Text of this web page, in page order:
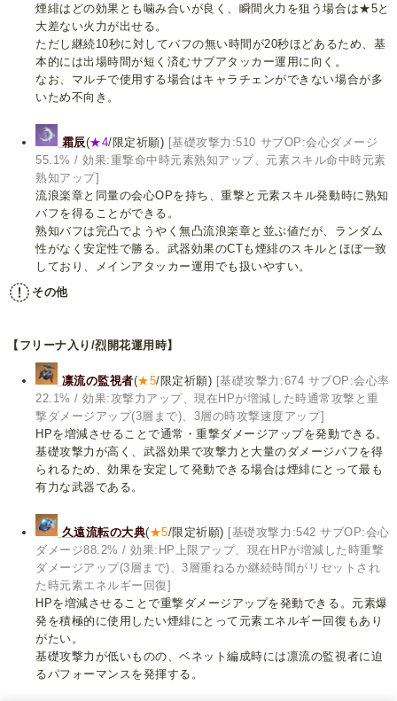
煙緋はどの効果とも噛み合いが良く、瞬間火力を狙う場合は★5と
大差ない火力が出せる。
ただし継続10秒に対してバフの無い時間が20秒ほどあるため、基
本的には出場時間が短く済むサブアタッカー運用に向く。
なお、マルチで使用する場合はキャラチェンができない場合が多
いため不向き。
霜辰(★4/限定祈願) [基礎攻撃力:510 サブOP:会心ダメージ
55.1% / 効果:重撃命中時元素熟知アップ、元素スキル命中時元素
熟知アップ]
流浪楽章と同量の会心OPを持ち、重撃と元素スキル発動時に熟知
バフを得ることができる。
熟知バフは完凸でようやく無凸流浪楽章と並ぶ値だが、ランダム
性がなく安定性で勝る。武器効果のCTも煙緋のスキルとほぼ一致
しており、メインアタッカー運用でも扱いやすい。
その他
【フリーナ入り/烈開花運用時】
凛流の監視者(★5/限定祈願) [基礎攻撃力:674 サブOP:会心率
22.1% / 効果:攻撃力アップ、現在HPが増減した時通常攻撃と重
撃ダメージアップ(3層まで)、3層の時攻撃速度アップ]
HPを増減させることで通常・重撃ダメージアップを発動できる。
基礎攻撃力が高く、武器効果で攻撃力と大量のダメージバフを得
られるため、効果を安定して発動できる場合は煙緋にとって最も
有力な武器である。
久遠流転の大典(★5/限定祈願) [基礎攻撃力:542 サブOP:会心
ダメージ88.2% / 効果:HP上限アップ、現在HPが増減した時重撃
ダメージアップ(3層まで)、3層重ねるか継続時間がリセットされ
た時元素エネルギー回復]
HPを増減させることで重撃ダメージアップを発動できる。元素爆
発を積極的に使用したい煙緋にとって元素エネルギー回復もあり
がたい。
基礎攻撃力が低いものの、ベネット編成時には凛流の監視者に迫
るパフォーマンスを発揮する。